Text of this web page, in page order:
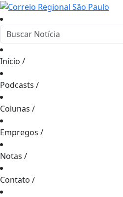
Início /
Podcasts /
Colunas /
Empregos /
Notas /
Contato /